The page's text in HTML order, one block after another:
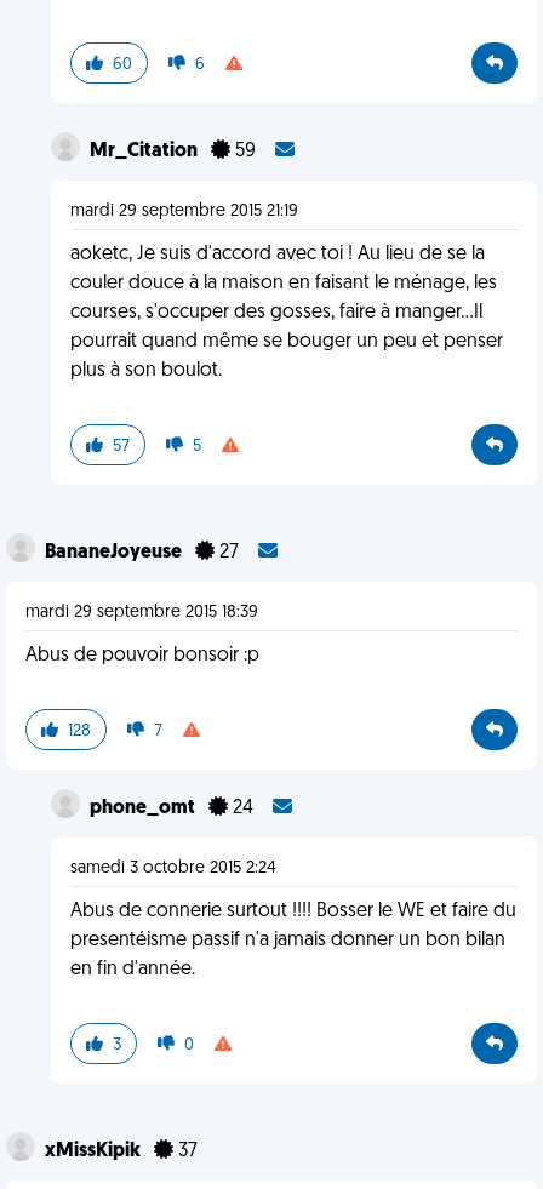
60 6
Mr_Citation 59
mardi 29 septembre 2015 21:19
aoketc, Je suis d'accord avec toi ! Au lieu de se la
couler douce à la maison en faisant le ménage, les
courses, s'occuper des gosses, faire à manger...Il
pourrait quand même se bouger un peu et penser
plus à son boulot.
57 5
BananeJoyeuse 27
mardi 29 septembre 2015 18:39
Abus de pouvoir bonsoir :p
128 7
phone_omt 24
samedi 3 octobre 2015 2:24
Abus de connerie surtout !!!! Bosser le WE et faire du
presentéisme passif n'a jamais donner un bon bilan
en fin d'année.
3 0
xMissKipik 37